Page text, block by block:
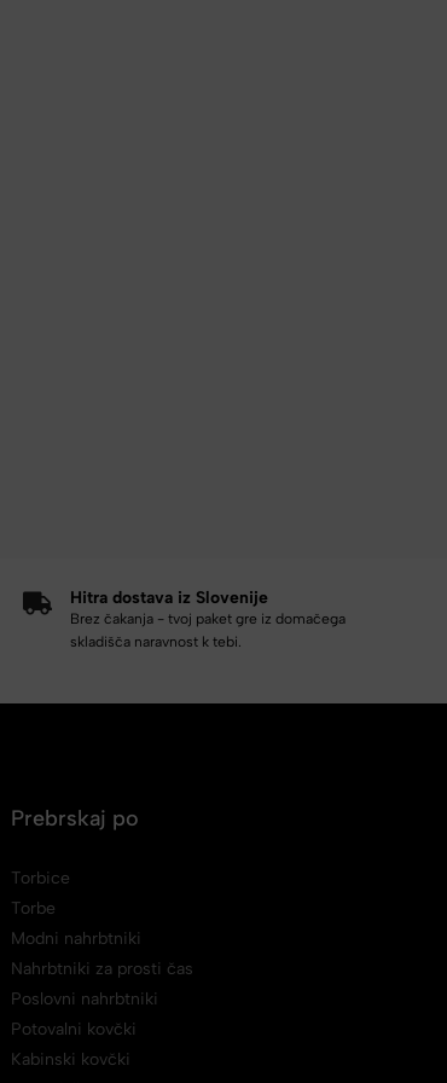
Hitra dostava iz Slovenije
Brez čakanja - tvoj paket gre iz domačega
skladišča naravnost k tebi.
Prebrskaj po
Torbice
Torbe
Modni nahrbtniki
Nahrbtniki za prosti čas
Poslovni nahrbtniki
Potovalni kovčki
Kabinski kovčki